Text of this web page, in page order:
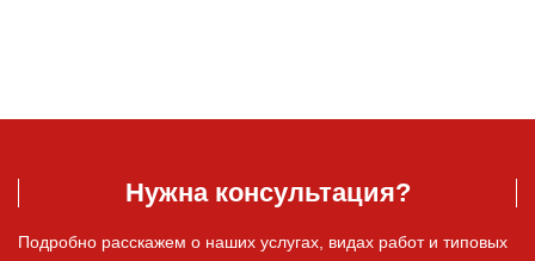
Нужна консультация?
Подробно расскажем о наших услугах, видах работ и типовых